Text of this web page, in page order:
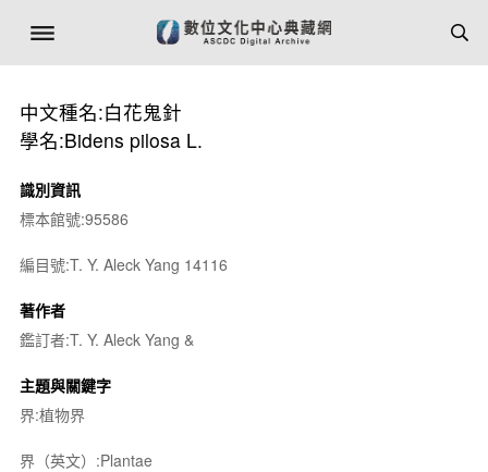
中文種名:白花鬼針
學名:Bidens pilosa L.
識別資訊
標本館號:95586
編目號:T. Y. Aleck Yang 14116
著作者
鑑訂者:T. Y. Aleck Yang &
主題與關鍵字
界:植物界
界（英文）:Plantae